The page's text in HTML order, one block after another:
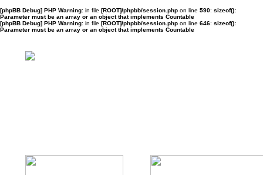
[phpBB Debug] PHP Warning: in file [ROOT]/phpbb/session.php on line 590: sizeof():
Parameter must be an array or an object that implements Countable
[phpBB Debug] PHP Warning: in file [ROOT]/phpbb/session.php on line 646: sizeof():
Parameter must be an array or an object that implements Countable